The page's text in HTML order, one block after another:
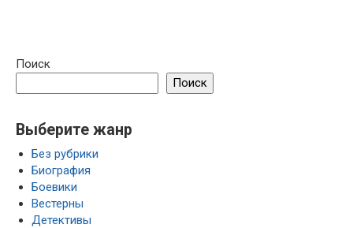
Поиск
Поиск
Выберите жанр
Без рубрики
Биография
Боевики
Вестерны
Детективы